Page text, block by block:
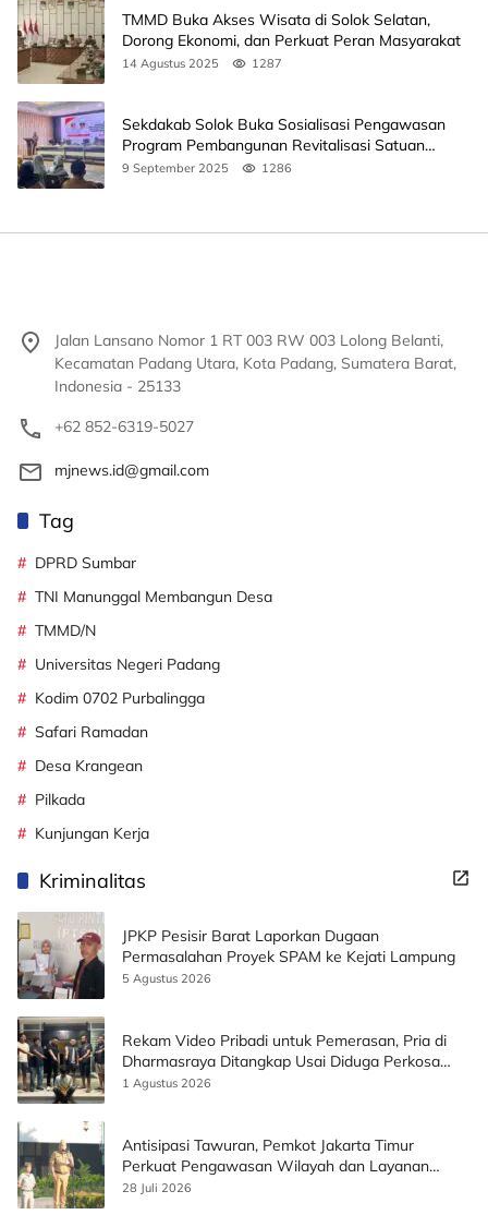
TMMD Buka Akses Wisata di Solok Selatan,
Dorong Ekonomi, dan Perkuat Peran Masyarakat
14 Agustus 2025 1287
Sekdakab Solok Buka Sosialisasi Pengawasan
Program Pembangunan Revitalisasi Satuan
Pendidikan
9 September 2025 1286
Jalan Lansano Nomor 1 RT 003 RW 003 Lolong Belanti,
Kecamatan Padang Utara, Kota Padang, Sumatera Barat,
Indonesia - 25133
+62 852-6319-5027
mjnews.id@gmail.com
Tag
DPRD Sumbar
TNI Manunggal Membangun Desa
TMMD/N
Universitas Negeri Padang
Kodim 0702 Purbalingga
Safari Ramadan
Desa Krangean
Pilkada
Kunjungan Kerja
Kriminalitas
JPKP Pesisir Barat Laporkan Dugaan
Permasalahan Proyek SPAM ke Kejati Lampung
5 Agustus 2026
Rekam Video Pribadi untuk Pemerasan, Pria di
Dharmasraya Ditangkap Usai Diduga Perkosa
Korban
1 Agustus 2026
Antisipasi Tawuran, Pemkot Jakarta Timur
Perkuat Pengawasan Wilayah dan Layanan
Publik
28 Juli 2026